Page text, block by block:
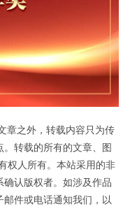
章之外，转载内容只为传
转载的所有的文章、图
权人所有。本站采用的非
认版权者。如涉及作品
件或电话通知我们，以